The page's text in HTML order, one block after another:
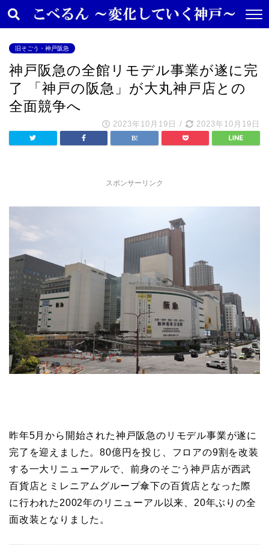
旧そごう・神戸阪急
神戸阪急の全館リモデル事業が遂に完
了 「神戸の阪急」が大丸神戸店との
全面競争へ
2023年10月19日 / 2023年10月19日
スポンサーリンク
昨年5月から開始された神戸阪急のリモデル事業が遂に
完了を迎えました。80億円を投じ、フロアの9割を改装
する一大リニューアルで、前身のそごう神戸店が西武
百貨店とミレニアムグループ傘下の百貨店となった際
に行われた2002年のリニューアル以来、20年ぶりの全
面改装となりました。